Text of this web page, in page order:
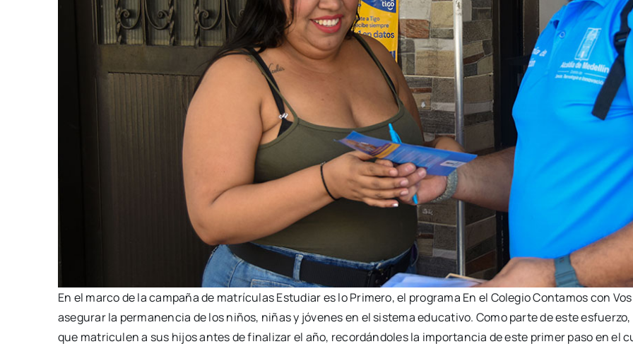
En el marco de la campaña de matrículas Estudiar es lo Primero, el programa En el Colegio Contamos con
asegurar la permanencia de los niños, niñas y jóvenes en el sistema educativo. Como parte de este
que matriculen a sus hijos antes de finalizar el año, recordándoles la importancia de este primer paso en el